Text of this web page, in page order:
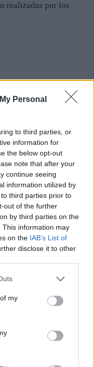
Personal
to third parties, or
information for
the below opt-out
note that after your
continue seeing
information utilized by
third parties prior to
out of the further
by third parties on the
This information may
on the IAB’s List of
disclose it to other
my
realizadas por los